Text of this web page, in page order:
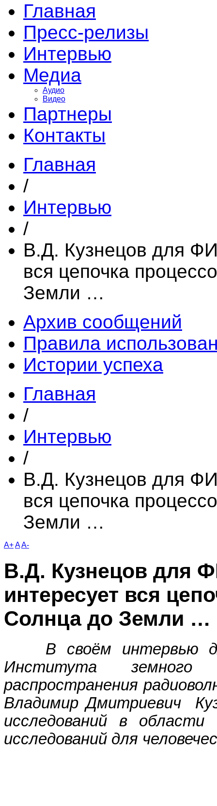
Главная
Пресс-релизы
Интервью
Медиа
Аудио
Видео
Партнеры
Контакты
Главная
/
Интервью
/
В.Д. Кузнецов для
вся цепочка
Земли …
Архив сообщений
Правила
Истории успеха
Главная
/
Интервью
/
В.Д. Кузнецов для
вся цепочка
Земли …
A+AA-
В.Д. Кузнецов для
интересует вся
Солнца до Земли …
В своём интервью
Института
распространения
Владимир Дмитриевич
исследований в
исследований для